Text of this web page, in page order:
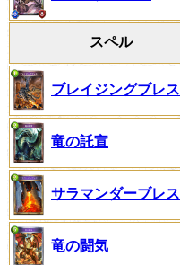
スペル
ブレイジングブレス
竜の託宣
サラマンダーブレス
竜の闘気